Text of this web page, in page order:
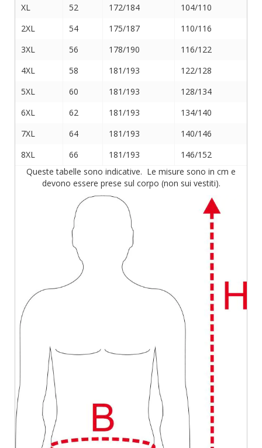
XL 52 172/184
104/110
2XL
54 175/187
110/116
3XL
56 178/190
116/122
4XL
58 181/193
122/128
5XL
60 181/193
128/134
6XL
62 181/193
134/140
7XL
64 181/193
140/146
8XL
66 181/193
146/152
Queste tabelle sono indicative. Le misure sono in cm e
devono essere prese sul corpo (non sui vestiti).